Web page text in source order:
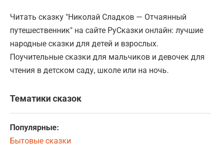
Читать сказку "Николай Сладков — Отчаянный
путешественник" на сайте РуСказки онлайн: лучшие
народные сказки для детей и взрослых.
Поучительные сказки для мальчиков и девочек для
чтения в детском саду, школе или на ночь.
Тематики сказок
Популярные:
Бытовые сказки